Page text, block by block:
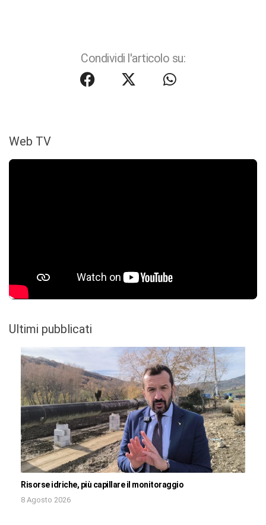
Condividi l'articolo su:
Web TV
Ultimi pubblicati
Risorse idriche, più capillare il monitoraggio
8 Agosto 2026